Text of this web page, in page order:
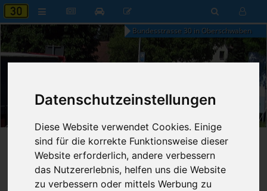
Datenschutzeinstellungen
Diese Website verwendet Cookies. Einige
sind für die korrekte Funktionsweise dieser
Website erforderlich, andere verbessern
das Nutzererlebnis, helfen uns die Website
zu verbessern oder mittels Werbung zu
Bundesstrasse 30 in Oberschwaben
03:14
Startseite» B30 aktuell»Nachrichten
01.07.2026 - 19:46 Uhr
Franz Fischer
Nr. 9425
266